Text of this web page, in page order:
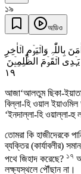
১৯
অডিও
بِاللّٰہِ وَالۡیَوۡمِ الۡاٰخِرِ
الۡقَوۡمَ الظّٰلِمِیۡنَ
١٩
আজা‘আলতুম ছিকা-
বিল্লা-হি ওয়াল ইয়াওমিল
‘ইনদাল্লা-হি ওয়াল্লা-হু
তোমরা কি হাজীদেরকে
ব্যক্তির (কার্যাবলীর)
পথে জিহাদ করেছে? ১৭
লক্ষ্যস্থলে পৌঁছান না।